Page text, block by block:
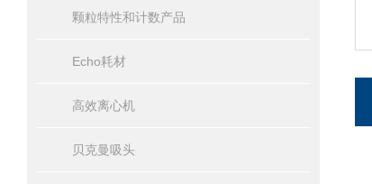
颗粒特性和计数产品
Echo耗材
高效离心机
贝克曼吸头